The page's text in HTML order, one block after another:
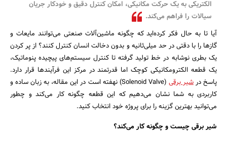
مسکن و ساختمان
الکتریکی به یک حرکت مکانیکی، امکان کنترل دقیق و خودکار جریان
سیالات را فراهم می‌کند.
آیا تا به حال فکر کرده‌اید که چگونه ماشین‌آلات صنعتی می‌توانند مایعات و
گازها را با دقتی در حد میلی‌ثانیه و بدون دخالت انسان کنترل کنند؟ از پر کردن
یک بطری نوشابه در خط تولید گرفته تا کنترل سیستم‌های پیچیده پنوماتیک،
یک قطعه الکترومکانیکی کوچک اما قدرتمند در مرکز این فرآیندها قرار دارد.
پاسخ درشیر برقی
(Solenoid Valve) نهفته است در این مقاله، به زبان ساده و
کاربردی به شما نشان می‌دهیم که این قطعه چگونه کار می‌کند و چطور
می‌توانید بهترین گزینه را برای پروژه خود انتخاب کنید.
شیر برقی چیست و چگونه کار می‌کند؟